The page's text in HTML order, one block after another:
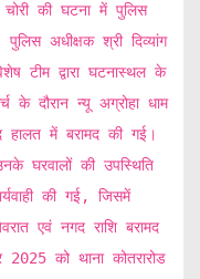
की घटना में पुलिस
अधीक्षक श्री दिव्यांग
टीम द्वारा घटनास्थल के
के दौरान न्यू अग्रोहा धाम
हालत में बरामद की गई।
घरवालों की उपस्थिति
की गई, जिसमें
एवं नगद राशि बरामद
को थाना कोतरारोड